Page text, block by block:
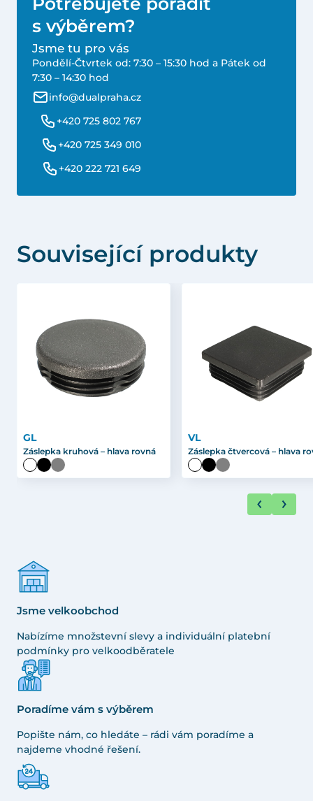
s výběrem?
Jsme tu pro vás
Pondělí-Čtvrtek od: 7:30 – 15:30 hod a Pátek od
7:30 – 14:30 hod
info@dualpraha.cz
+420 725 802 767
+420 725 349 010
+420 222 721 649
Související produkty
GL
Záslepka kruhová – hlava rovná
VL
Záslepka čtvercová – hlava
Jsme velkoobchod
Nabízíme množstevní slevy a individuální platební
podmínky pro velkoodběratele
Poradíme vám s výběrem
Popište nám, co hledáte – rádi vám poradíme a
najdeme vhodné řešení.